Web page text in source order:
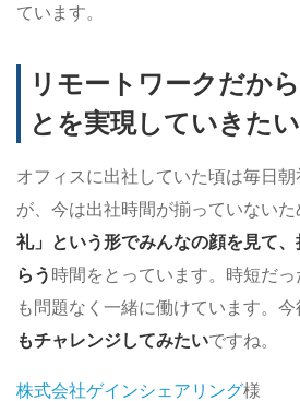
ています。
リモートワークだか
とを実現していきたい
オフィスに出社していた頃は毎日
が、今は出社時間が揃っていない
礼」という形でみんなの顔を見て
らう 時間をとっています。時短だ
も問題なく一緒に働けています。今
もチャレンジしてみたいですね。
株式会社ゲインシェアリング様